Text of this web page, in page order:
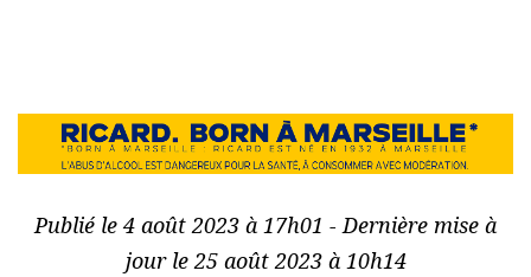
Publié le 4 août 2023 à 17h01 - Dernière mise à
jour le 25 août 2023 à 10h14